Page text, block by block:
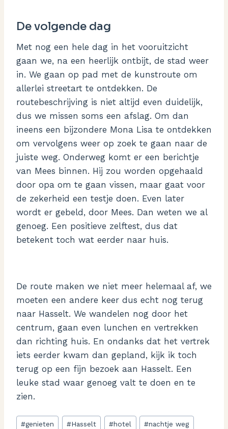
De volgende dag
Met nog een hele dag in het vooruitzicht
gaan we, na een heerlijk ontbijt, de stad weer
in. We gaan op pad met de kunstroute om
allerlei streetart te ontdekken. De
routebeschrijving is niet altijd even duidelijk,
dus we missen soms een afslag. Om dan
ineens een bijzondere Mona Lisa te ontdekken
om vervolgens weer op zoek te gaan naar de
juiste weg. Onderweg komt er een berichtje
van Mees binnen. Hij zou worden opgehaald
door opa om te gaan vissen, maar gaat voor
de zekerheid een testje doen. Even later
wordt er gebeld, door Mees. Dan weten we al
genoeg. Een positieve zelftest, dus dat
betekent toch wat eerder naar huis.
De route maken we niet meer helemaal af, we
moeten een andere keer dus echt nog terug
naar Hasselt. We wandelen nog door het
centrum, gaan even lunchen en vertrekken
dan richting huis. En ondanks dat het vertrek
iets eerder kwam dan gepland, kijk ik toch
terug op een fijn bezoek aan Hasselt. Een
leuke stad waar genoeg valt te doen en te
zien.
Bericht
#genieten #Hasselt #hotel #nachtje weg